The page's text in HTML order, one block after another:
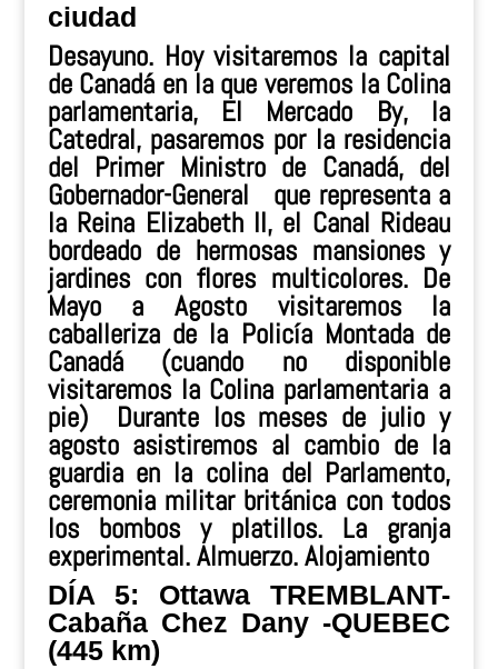
ciudad
Desayuno. Hoy visitaremos la capital
de Canadá en la que veremos la Colina
parlamentaria, El Mercado By, la
Catedral, pasaremos por la residencia
del Primer Ministro de Canadá, del
Gobernador-General que representa a
la Reina Elizabeth II, el Canal Rideau
bordeado de hermosas mansiones y
jardines con flores multicolores. De
Mayo a Agosto visitaremos la
caballeriza de la Policía Montada de
Canadá (cuando no disponible
visitaremos la Colina parlamentaria a
pie) Durante los meses de julio y
agosto asistiremos al cambio de la
guardia en la colina del Parlamento,
ceremonia militar británica con todos
los bombos y platillos. La granja
experimental.Almuerzo. Alojamiento
DÍA 5: Ottawa TREMBLANT-
Cabaña Chez Dany -QUEBEC
(445 km)